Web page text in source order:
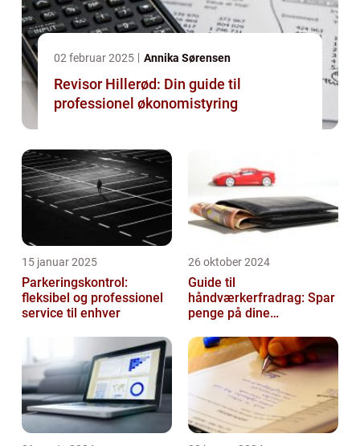
02 februar 2025 Annika Sørensen
Revisor Hillerød: Din guide til
professionel økonomistyring
15 januar 2025
Parkeringskontrol:
fleksibel og professionel
service til enhver
26 oktober 2024
Guide til
håndværkerfradrag: Spar
penge på dine